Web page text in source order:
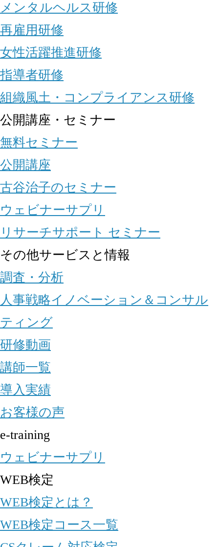
メンタルヘルス研修
再雇用研修
女性活躍推進研修
指導者研修
組織風土・コンプライアンス研修
公開講座・セミナー
無料セミナー
公開講座
古谷治子のセミナー
ウェビナーサプリ
リサーチサポート セミナー
その他サービスと情報
調査・分析
人事戦略イノベーション＆コンサル
ティング
研修動画
講師一覧
導入実績
お客様の声
e-training
ウェビナーサプリ
WEB検定
WEB検定とは？
WEB検定コース一覧